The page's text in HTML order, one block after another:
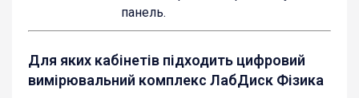
панель.
Для яких кабінетів підходить цифровий
вимірювальний комплекс ЛабДиск Фізика